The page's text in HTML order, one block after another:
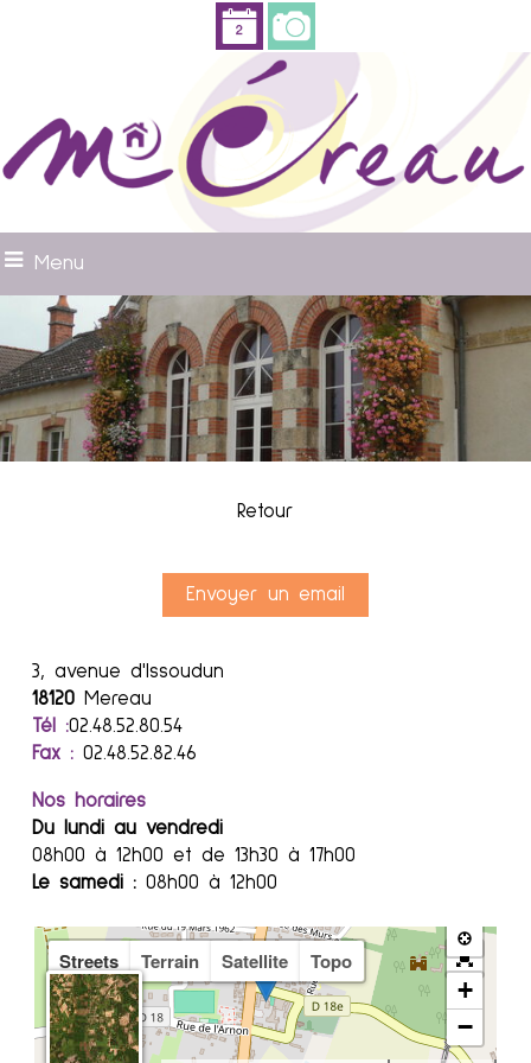
Menu
Retour
Envoyer un email
3, avenue d'Issoudun
18120Mereau
Tél :02.48.52.80.54
Fax : 02.48.52.82.46
Nos horaires
Du lundi au vendredi
08h00 à 12h00 et de 13h30 à 17h00
Le samedi : 08h00 à 12h00
Streets Terrain Satellite Topo
+
−